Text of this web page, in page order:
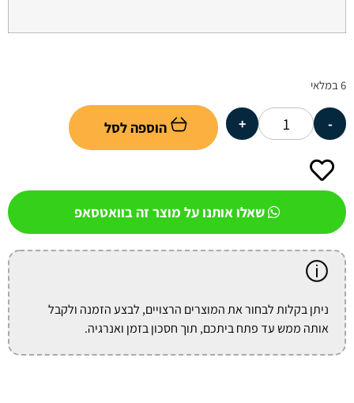
הוספה לסל
שאלו אותנו על מוצר זה בוואטסאפ
ניתן בקלות לבחור את המוצרים הרצויים, לבצע הזמנה ולקבל
אותה ממש עד פתח ביתכם, תוך חסכון בזמן ואנרגיה.